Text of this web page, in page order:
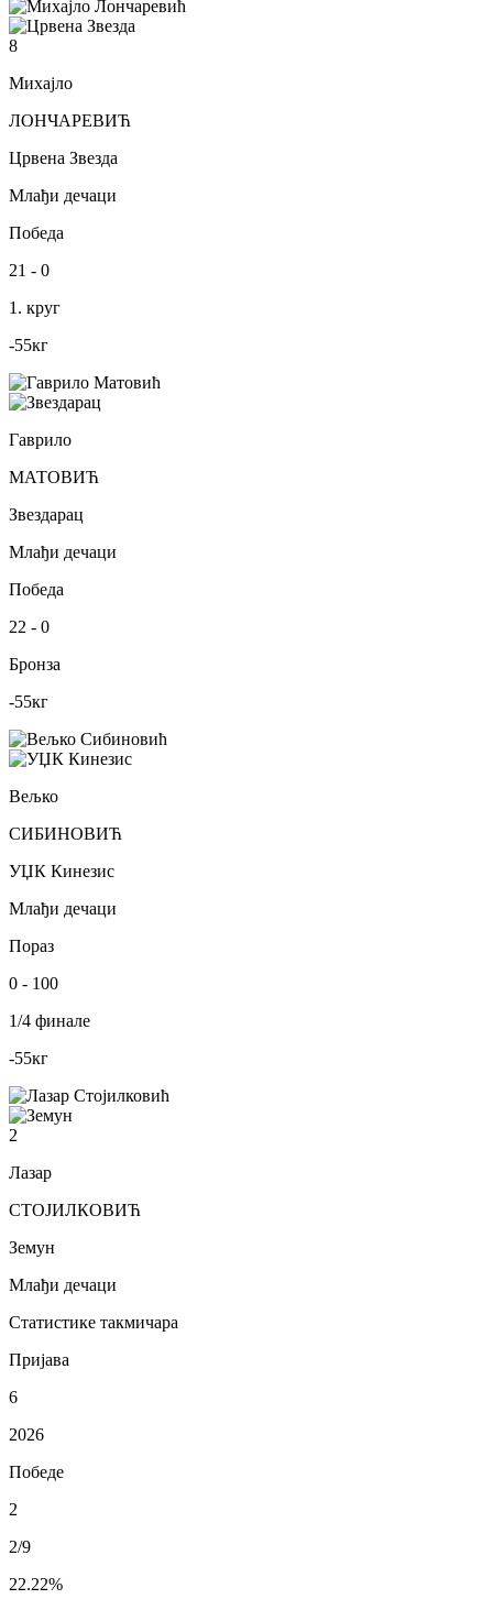
8
Михајло
ЛОНЧАРЕВИЋ
Црвена Звезда
Млађи дечаци
Победа
21 - 0
1. круг
-55кг
Гаврило
МАТОВИЋ
Звездарац
Млађи дечаци
Победа
22 - 0
Бронза
-55кг
Вељко
СИБИНОВИЋ
УЏК Кинезис
Млађи дечаци
Пораз
0 - 100
1/4 финале
-55кг
2
Лазар
СТОЈИЛКОВИЋ
Земун
Млађи дечаци
Статистике такмичара
Пријава
6
2026
Победе
2
2/9
22.22%